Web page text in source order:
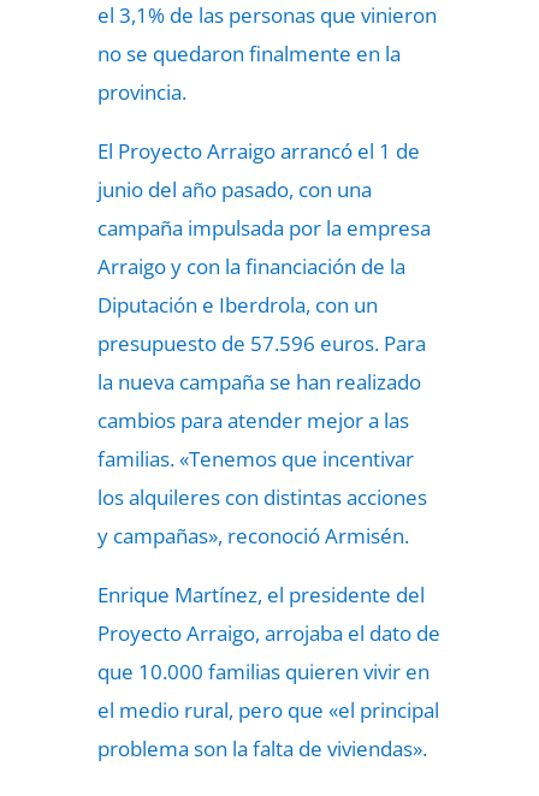
el 3,1% de las personas que vinieron
no se quedaron finalmente en la
provincia.
El Proyecto Arraigo arrancó el 1 de
junio del año pasado, con una
campaña impulsada por la empresa
Arraigo y con la financiación de la
Diputación e Iberdrola, con un
presupuesto de 57.596 euros. Para
la nueva campaña se han realizado
cambios para atender mejor a las
familias. «Tenemos que incentivar
los alquileres con distintas acciones
y campañas», reconoció Armisén.
Enrique Martínez, el presidente del
Proyecto Arraigo, arrojaba el dato de
que 10.000 familias quieren vivir en
el medio rural, pero que «el principal
problema son la falta de viviendas».